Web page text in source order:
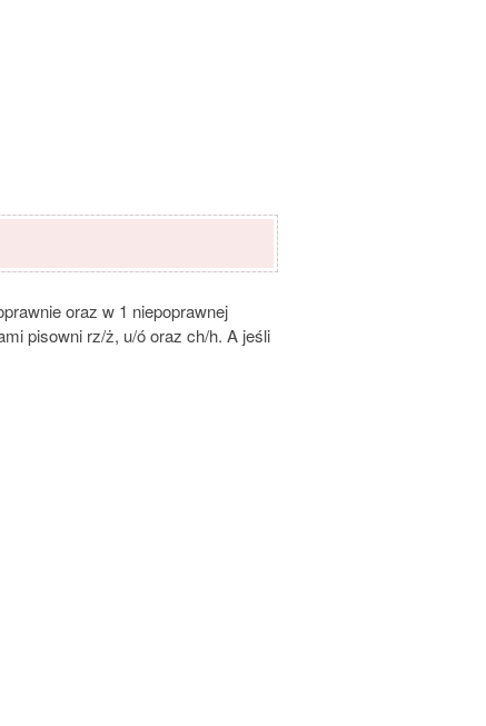
oraz w 1 niepoprawnej
pisowni rz/ż, u/ó oraz ch/h. A jeśli